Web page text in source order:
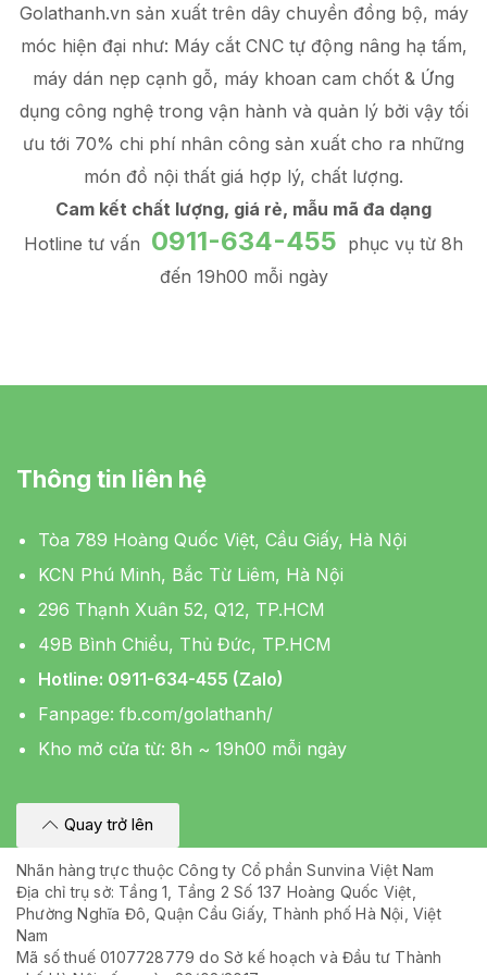
Golathanh.vn sản xuất trên dây chuyền đồng bộ, máy
móc hiện đại như: Máy cắt CNC tự động nâng hạ tấm,
máy dán nẹp cạnh gỗ, máy khoan cam chốt & Ứng
dụng công nghệ trong vận hành và quản lý bởi vậy tối
ưu tới 70% chi phí nhân công sản xuất cho ra những
món đồ nội thất giá hợp lý, chất lượng.
Cam kết chất lượng, giá rẻ, mẫu mã đa dạng
Hotline tư vấn 0911-634-455 phục vụ từ 8h
đến 19h00 mỗi ngày
Thông tin liên hệ
Tòa 789 Hoàng Quốc Việt, Cầu Giấy, Hà Nội
KCN Phú Minh, Bắc Từ Liêm, Hà Nội
296 Thạnh Xuân 52, Q12, TP.HCM
49B Bình Chiểu, Thủ Đức, TP.HCM
Hotline: 0911-634-455 (Zalo)
Fanpage: fb.com/golathanh/
Kho mở cửa từ: 8h ~ 19h00 mỗi ngày
Quay trở lên
Nhãn hàng trực thuộc Công ty Cổ phần Sunvina Việt Nam
Địa chỉ trụ sở: Tầng 1, Tầng 2 Số 137 Hoàng Quốc Việt,
Phường Nghĩa Đô, Quận Cầu Giấy, Thành phố Hà Nội, Việt
Nam
Mã số thuế 0107728779 do Sở kế hoạch và Đầu tư Thành